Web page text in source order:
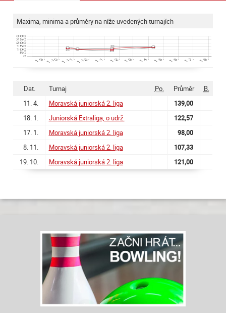
Maxima, minima a průměry na níže uvedených turnajích
Dat. Turnaj Po. Průměr
B.
11. 4.
Moravská juniorská 2. liga
139,00
18. 1.
Juniorská Extraliga, o udrž.
122,57
17. 1.
Moravská juniorská 2. liga
98,00
8. 11.
Moravská juniorská 2. liga
107,33
19. 10.
Moravská juniorská 2. liga 121,00